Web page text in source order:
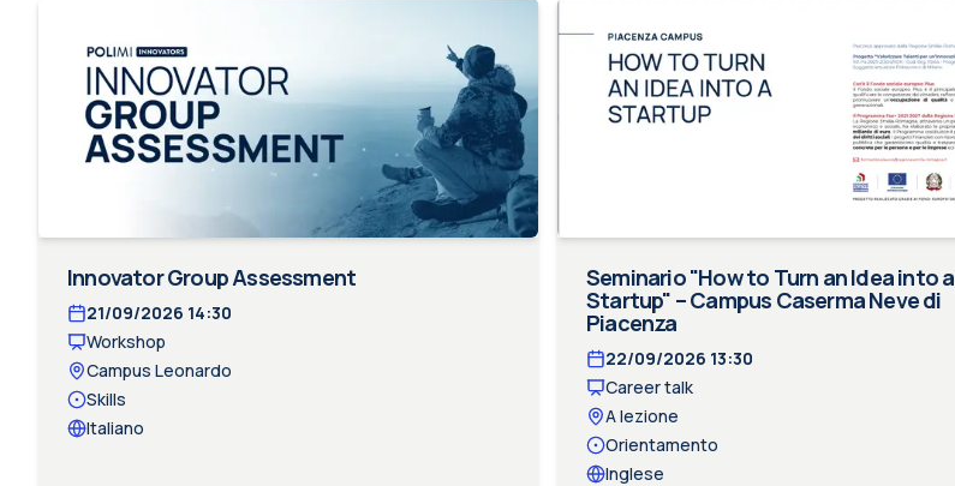
Innovator Group Assessment
21/09/2026 14:30
Workshop
Campus Leonardo
Skills
Italiano
Seminario "How to Turn an Idea into a
Startup" – Campus Caserma Neve di
Piacenza
22/09/2026 13:30
Career talk
A lezione
Orientamento
Inglese